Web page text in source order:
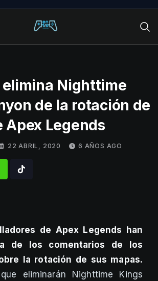
elimina Nighttime
de la rotación de
Apex Legends
22 ABRIL, 2020 6 AÑOS AGO
Tiktok
de Apex Legends han
de los comentarios de los
la rotación de sus mapas.
eliminarán Nighttime Kings